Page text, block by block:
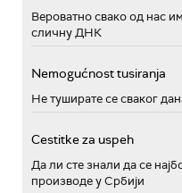
Вероватно свако од нас
сличну ДНК
Nemogućnost tusiranja
Не туширате се сваког
Cestitke za uspeh
Да ли сте знали да се
производе у Србији